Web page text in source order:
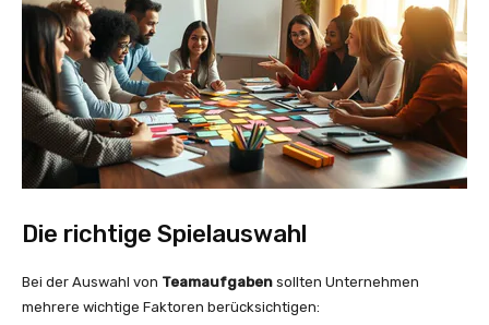
Die richtige Spielauswahl
Bei der Auswahl von Teamaufgaben sollten Unternehmen
mehrere wichtige Faktoren berücksichtigen: